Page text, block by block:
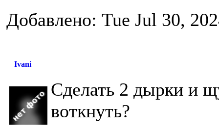
Добавлено: Tue Jul 30,
Ivani
Сделать 2 дырки и
воткнуть?